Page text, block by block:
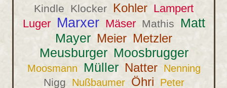
Kindle Klocker Kohler Lampert
Luger Marxer Mäser Mathis
Matt
Mayer Meier Metzler
Meusburger Moosbrugger
Moosmann Müller Natter Nenning
Nigg Nußbaumer Öhri Peter